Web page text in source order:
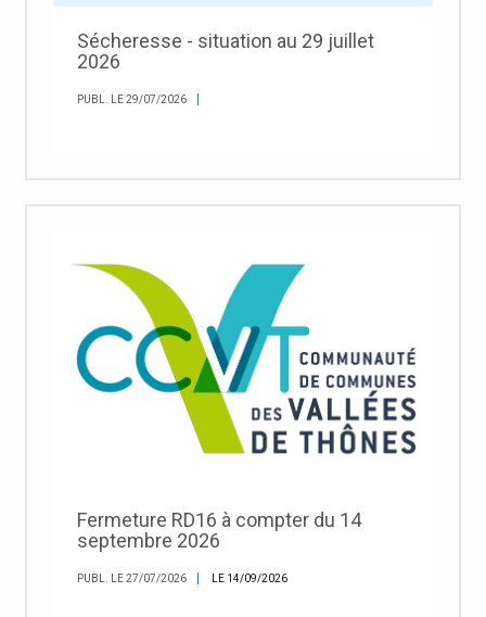
Sécheresse - situation au 29 juillet
2026
PUBL. LE 29/07/2026
Fermeture RD16 à compter du 14
septembre 2026
PUBL. LE 27/07/2026 LE 14/09/2026